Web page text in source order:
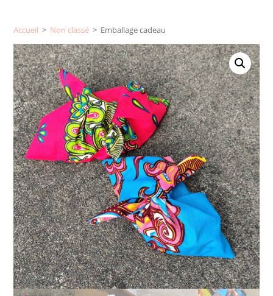
Accueil > Non classé > Emballage cadeau